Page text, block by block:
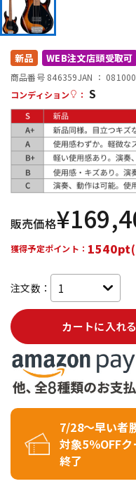
配信/ライブ機器
中古
新品 WEB注文店頭受取可
商品番号 846359JAN ：
コンディション
： S
販売価格¥
獲得予定ポイント：
注文数：
カートに入れ
7/28～早い者
対象5％OFF
終了